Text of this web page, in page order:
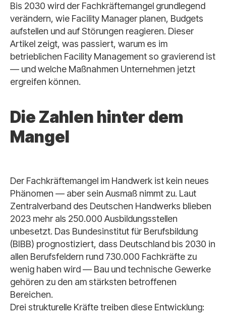
Bis 2030 wird der Fachkräftemangel grundlegend
verändern, wie Facility Manager planen, Budgets
aufstellen und auf Störungen reagieren. Dieser
Artikel zeigt, was passiert, warum es im
betrieblichen Facility Management so gravierend ist
— und welche Maßnahmen Unternehmen jetzt
ergreifen können.
Die Zahlen hinter dem
Mangel
Der Fachkräftemangel im Handwerk ist kein neues
Phänomen — aber sein Ausmaß nimmt zu. Laut
Zentralverband des Deutschen Handwerks blieben
2023 mehr als 250.000 Ausbildungsstellen
unbesetzt. Das Bundesinstitut für Berufsbildung
(BIBB) prognostiziert, dass Deutschland bis 2030 in
allen Berufsfeldern rund 730.000 Fachkräfte zu
wenig haben wird — Bau und technische Gewerke
gehören zu den am stärksten betroffenen
Bereichen.
Drei strukturelle Kräfte treiben diese Entwicklung: